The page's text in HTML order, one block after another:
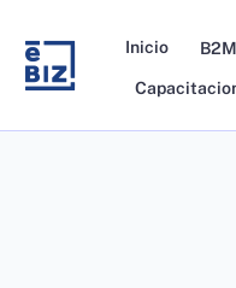
content
Inicio B2M